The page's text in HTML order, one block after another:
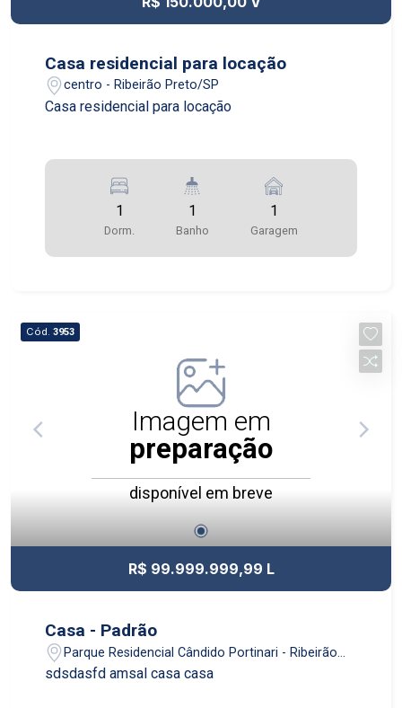
Casa residencial para locação
centro - Ribeirão Preto/SP
Casa residencial para locação
1
Dorm.
1
Banho
1
Garagem
Cód. 3953
Imagem em
preparação
disponível em breve
R$ 99.999.999,99 L
Casa - Padrão
Parque Residencial Cândido Portinari - Ribeirão
Preto/SP
sdsdasfd amsal casa casa